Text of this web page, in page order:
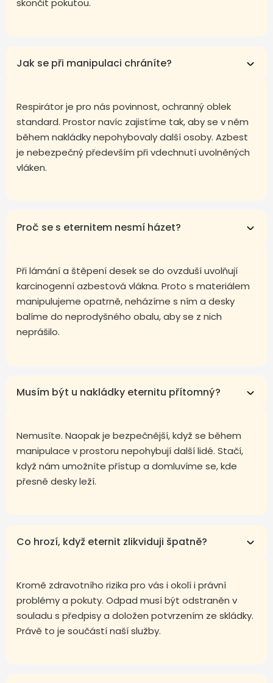
skončit pokutou.
Jak se při manipulaci chráníte?
Respirátor je pro nás povinnost, ochranný oblek
standard. Prostor navíc zajistíme tak, aby se v něm
během nakládky nepohybovaly další osoby. Azbest
je nebezpečný především při vdechnutí uvolněných
vláken.
Proč se s eternitem nesmí házet?
Při lámání a štěpení desek se do ovzduší uvolňují
karcinogenní azbestová vlákna. Proto s materiálem
manipulujeme opatrně, neházíme s ním a desky
balíme do neprodyšného obalu, aby se z nich
neprášilo.
Musím být u nakládky eternitu přítomný?
Nemusíte. Naopak je bezpečnější, když se během
manipulace v prostoru nepohybují další lidé. Stačí,
když nám umožníte přístup a domluvíme se, kde
přesně desky leží.
Co hrozí, když eternit zlikviduji špatně?
Kromě zdravotního rizika pro vás i okolí i právní
problémy a pokuty. Odpad musí být odstraněn v
souladu s předpisy a doložen potvrzením ze skládky.
Právě to je součástí naší služby.